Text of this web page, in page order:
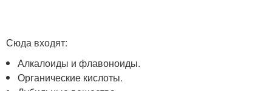
Сюда входят:
Алкалоиды и флавоноиды.
Органические кислоты.